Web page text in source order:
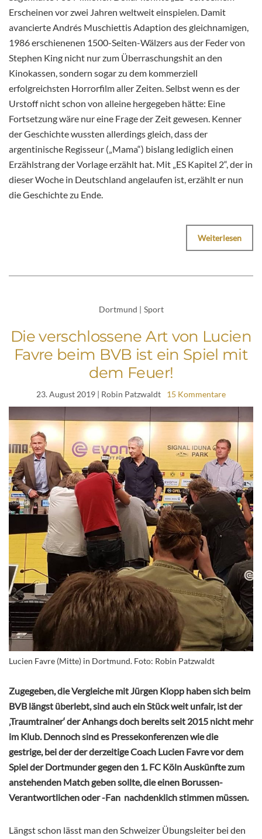
Erscheinen vor zwei Jahren weltweit einspielen. Damit
avancierte Andrés Muschiettis Adaption des gleichnamigen,
1986 erschienenen 1500-Seiten-Wälzers aus der Feder von
Stephen King nicht nur zum Überraschungshit an den
Kinokassen, sondern sogar zu dem kommerziell
erfolgreichsten Horrorfilm aller Zeiten. Selbst wenn es der
Urstoff nicht schon von alleine hergegeben hätte: Eine
Fortsetzung wäre nur eine Frage der Zeit gewesen. Kenner
der Geschichte wussten allerdings gleich, dass der
argentinische Regisseur („Mama“) bislang lediglich einen
Erzählstrang der Vorlage erzählt hat. Mit „ES Kapitel 2“, der in
dieser Woche in Deutschland angelaufen ist, erzählt er nun
die Geschichte zu Ende.
Weiterlesen
Dortmund | Sport
Die verschlossene Art von Lucien
Favre beim BVB ist ein Spiel mit
dem Feuer!
23. August 2019 | Robin Patzwaldt 15 Kommentare
Lucien Favre (Mitte) in Dortmund. Foto: Robin Patzwaldt
Zugegeben, die Vergleiche mit Jürgen Klopp haben sich beim
BVB längst überlebt, sind auch ein Stück weit unfair, ist der
‚Traumtrainer‘ der Anhangs doch bereits seit 2015 nicht mehr
im Klub. Dennoch sind es Pressekonferenzen wie die
gestrige, bei der der derzeitige Coach Lucien Favre vor dem
Spiel der Dortmunder gegen den 1. FC Köln Auskünfte zum
anstehenden Match geben sollte, die einen Borussen-
Verantwortlichen oder -Fan nachdenklich stimmen müssen.
Längst schon lässt man den Schweizer Übungsleiter bei den